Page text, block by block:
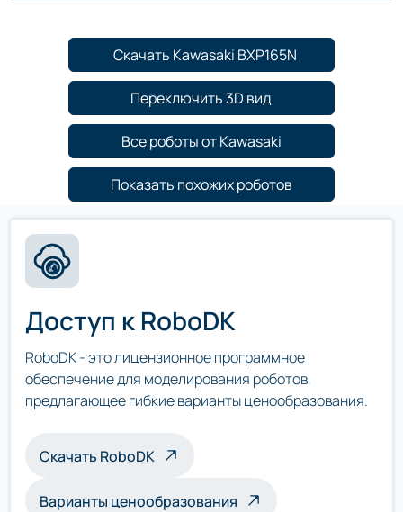
Скачать Kawasaki BXP165N
Переключить 3D вид
Все роботы от Kawasaki
Показать похожих роботов
Доступ к RoboDK
RoboDK - это лицензионное программное
обеспечение для моделирования роботов,
предлагающее гибкие варианты ценообразования.
Скачать RoboDK
Варианты ценообразования